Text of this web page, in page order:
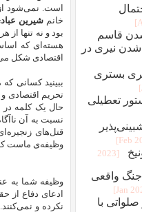
است. نمی‌شود
خانم شیرین
بود و نه تنها از
هسته‌ای که
اقتصادی شکل
ببینید کسانی
تحریم اقتصادی
حال یک کلمه در
نسبت به آن
قتل‌های
وظیفه‌‌ی ماست که
وظیفه شما به
ادعای دفاع از
نکرده‌ و
قاسم
نیری در
بستری
تعطیلی
[2023
جنگ واقعی
با